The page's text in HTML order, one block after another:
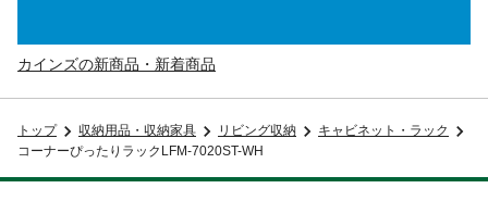
カインズの新商品・新着商品
トップ 収納用品・収納家具 リビング収納
キャビネット・ラック
コーナーぴったりラックLFM-7020ST-WH